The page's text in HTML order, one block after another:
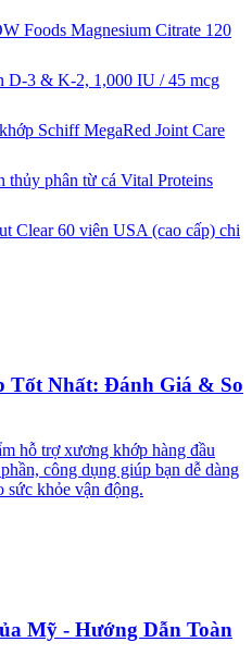
Foods Magnesium Citrate 120
D-3 & K-2, 1,000 IU / 45 mcg
Schiff MegaRed Joint Care
thủy phân từ cá Vital Proteins
Clear 60 viên USA (cao cấp) chi
Tốt Nhất: Đánh Giá & So
hỗ trợ xương khớp hàng đầu
công dụng giúp bạn dễ dàng
sức khỏe vận động.
Mỹ - Hướng Dẫn Toàn